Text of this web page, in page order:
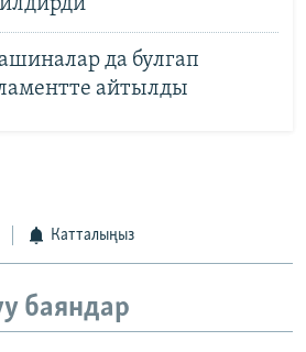
да булгап
айтылды
Катталыңыз
баяндар